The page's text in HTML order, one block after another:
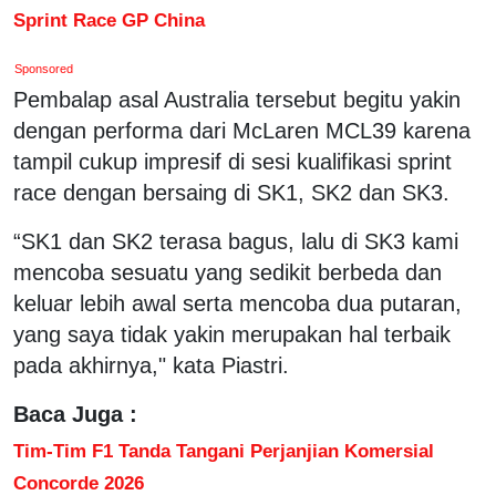
Sprint Race GP China
Sponsored
Pembalap asal Australia tersebut begitu yakin
dengan performa dari McLaren MCL39 karena
tampil cukup impresif di sesi kualifikasi sprint
race dengan bersaing di SK1, SK2 dan SK3.
“SK1 dan SK2 terasa bagus, lalu di SK3 kami
mencoba sesuatu yang sedikit berbeda dan
keluar lebih awal serta mencoba dua putaran,
yang saya tidak yakin merupakan hal terbaik
pada akhirnya," kata Piastri.
Baca Juga :
Tim-Tim F1 Tanda Tangani Perjanjian Komersial
Concorde 2026